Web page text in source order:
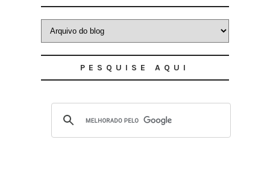
PESQUISE AQUI